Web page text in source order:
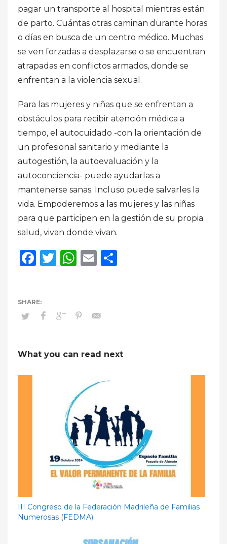
pagar un transporte al hospital mientras están
de parto. Cuántas otras caminan durante horas
o días en busca de un centro médico. Muchas
se ven forzadas a desplazarse o se encuentran
atrapadas en conflictos armados, donde se
enfrentan a la violencia sexual.
Para las mujeres y niñas que se enfrentan a
obstáculos para recibir atención médica a
tiempo, el autocuidado -con la orientación de
un profesional sanitario y mediante la
autogestión, la autoevaluación y la
autoconciencia- puede ayudarlas a
mantenerse sanas. Incluso puede salvarles la
vida. Empoderemos a las mujeres y las niñas
para que participen en la gestión de su propia
salud, vivan donde vivan.
Facebook
Twitter
WhatsApp
Email
What you can read next
III Congreso de la Federación Madrileña de Familias
Numerosas (FEDMA)